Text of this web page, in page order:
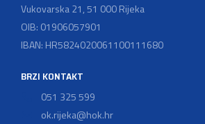
Vukovarska 21, 51 000 Rijeka
OIB: 01906057901
IBAN: HR5824020061100111680
BRZI KONTAKT
051 325 599
ok.rijeka@hok.hr